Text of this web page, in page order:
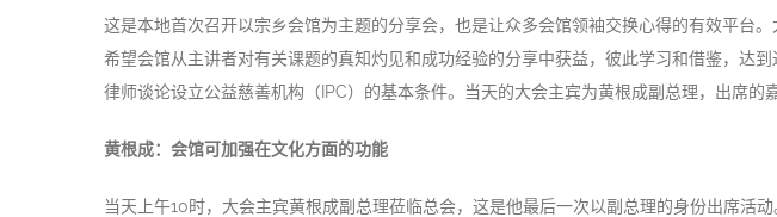
这是本地首次召开以宗乡会馆为主题的分享会，也是让众多会馆领袖交换心得的有效平台
希望会馆从主讲者对有关课题的真知灼见和成功经验的分享中获益，彼此学习和借鉴，达
律师谈论设立公益慈善机构（IPC）的基本条件。当天的大会主宾为黄根成副总理，出席的
黄根成：会馆可加强在文化方面的功能
当天上午10时，大会主宾黄根成副总理莅临总会，这是他最后一次以副总理的身份出席